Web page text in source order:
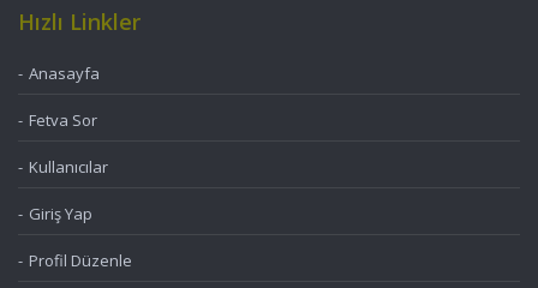
Hızlı Linkler
Anasayfa
Fetva Sor
Kullanıcılar
Giriş Yap
Profil Düzenle